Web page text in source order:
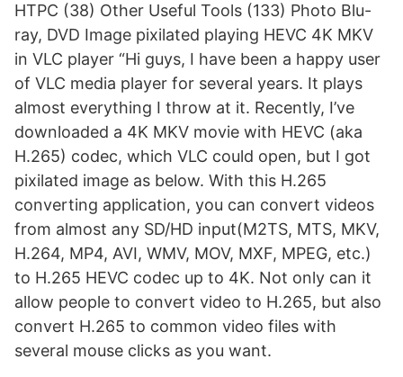
HTPC (38) Other Useful Tools (133) Photo Blu-
ray, DVD Image pixilated playing HEVC 4K MKV
in VLC player “Hi guys, I have been a happy user
of VLC media player for several years. It plays
almost everything I throw at it. Recently, I’ve
downloaded a 4K MKV movie with HEVC (aka
H.265) codec, which VLC could open, but I got
pixilated image as below. With this H.265
converting application, you can convert videos
from almost any SD/HD input(M2TS, MTS, MKV,
H.264, MP4, AVI, WMV, MOV, MXF, MPEG, etc.)
to H.265 HEVC codec up to 4K. Not only can it
allow people to convert video to H.265, but also
convert H.265 to common video files with
several mouse clicks as you want.